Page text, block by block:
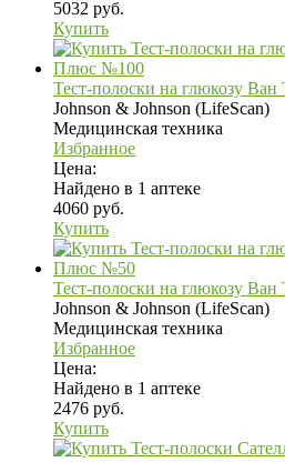
5032 руб.
Купить
Тест-полоски на глюкозу
Johnson & Johnson (LifeScan)
Медицинская техника
Избранное
Цена:
Найдено в 1 аптеке
4060 руб.
Купить
Тест-полоски на глюкозу
Johnson & Johnson (LifeScan)
Медицинская техника
Избранное
Цена:
Найдено в 1 аптеке
2476 руб.
Купить